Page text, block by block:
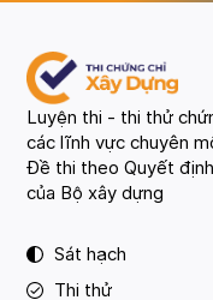
Luyện thi - thi thử
các lĩnh vực chuyên
Đề thi theo Quyết
của Bộ xây dựng
Sát hạch
Thi thử